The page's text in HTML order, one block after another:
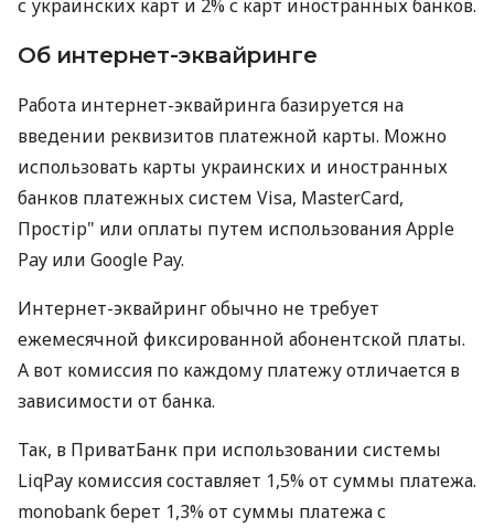
с украинских карт и 2% с карт иностранных банков.
Об интернет-эквайринге
Работа интернет-эквайринга базируется на
введении реквизитов платежной карты. Можно
использовать карты украинских и иностранных
банков платежных систем Visa, MasterCard,
Простір" или оплаты путем использования Apple
Pay или Google Pay.
Интернет-эквайринг обычно не требует
ежемесячной фиксированной абонентской платы.
А вот комиссия по каждому платежу отличается в
зависимости от банка.
Так, в ПриватБанк при использовании системы
LiqPay комиссия составляет 1,5% от суммы платежа.
monobank берет 1,3% от суммы платежа с